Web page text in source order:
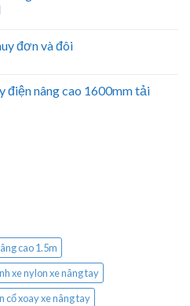
đơn và đôi
điện nâng cao 1600mm tải
cao 1.5m
xe nylon xe nâng tay
cổ xoay xe nâng tay